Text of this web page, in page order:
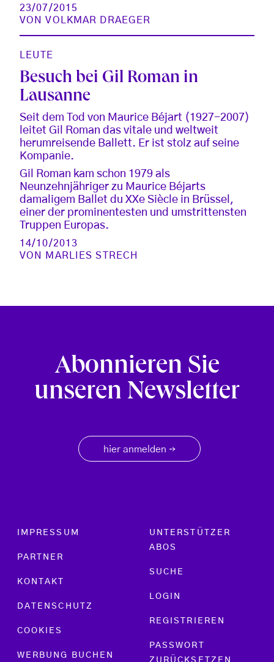
23/07/2015
VONVOLKMAR DRAEGER
LEUTE
Besuch bei Gil Roman in
Lausanne
Seit dem Tod von Maurice Béjart (1927-2007)
leitet Gil Roman das vitale und weltweit
herumreisende Ballett. Er ist stolz auf seine
Kompanie.
Gil Roman kam schon 1979 als
Neunzehnjähriger zu Maurice Béjarts
damaligem Ballet du XXe Siècle in Brüssel,
einer der prominentesten und umstrittensten
Truppen Europas.
14/10/2013
VON MARLIES STRECH
Abonnieren Sie
unseren Newsletter
hier anmelden →
Footer menu
IMPRESSUM
PARTNER
KONTAKT
DATENSCHUTZ
COOKIES
WERBUNG BUCHEN
UNTERSTÜTZER
ABOS
SUCHE
LOGIN
REGISTRIEREN
PASSWORT
ZURÜCKSETZEN